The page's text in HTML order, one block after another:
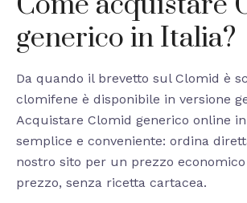
generico in Italia?
Da quando il brevetto sul Clomid è
clomifene è disponibile in versione
Acquistare Clomid generico online
semplice e conveniente: ordina
nostro sito per un prezzo
prezzo, senza ricetta cartacea.